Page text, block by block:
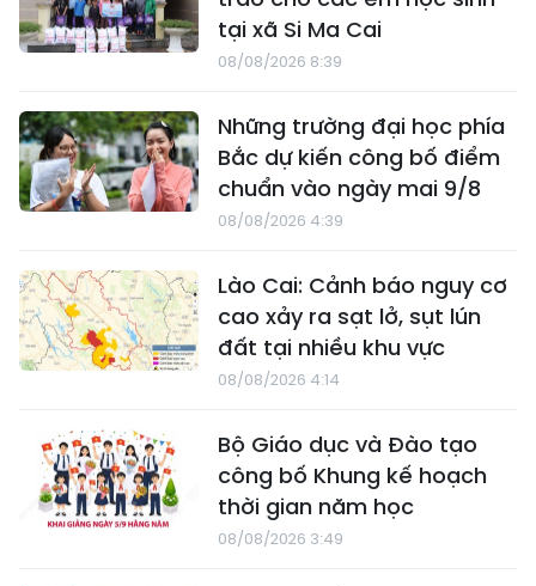
tại xã Si Ma Cai
08/08/2026 8:39
Những trường đại học phía
Bắc dự kiến công bố điểm
chuẩn vào ngày mai 9/8
08/08/2026 4:39
Lào Cai: Cảnh báo nguy cơ
cao xảy ra sạt lở, sụt lún
đất tại nhiều khu vực
08/08/2026 4:14
Bộ Giáo dục và Đào tạo
công bố Khung kế hoạch
thời gian năm học
08/08/2026 3:49